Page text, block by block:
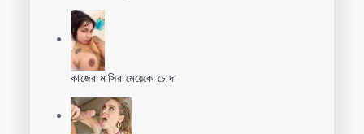
কাজের মাসির মেয়েকে চোদা